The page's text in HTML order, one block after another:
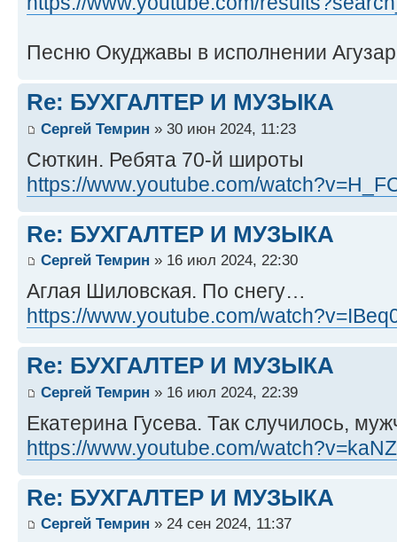
Песню Окуджавы в исполнении
Re: БУХГАЛТЕР И МУЗЫКА
Сергей Темрин » 30 июн 2024, 11:23
Сюткин. Ребята 70-й широты
https://www.youtube.com/
Re: БУХГАЛТЕР И МУЗЫКА
Сергей Темрин » 16 июл 2024, 22:30
Аглая Шиловская. По снегу…
https://www.youtube.com/
Re: БУХГАЛТЕР И МУЗЫКА
Сергей Темрин » 16 июл 2024, 22:39
Екатерина Гусева. Так случилось,
https://www.youtube.com/
Re: БУХГАЛТЕР И МУЗЫКА
Сергей Темрин » 24 сен 2024, 11:37